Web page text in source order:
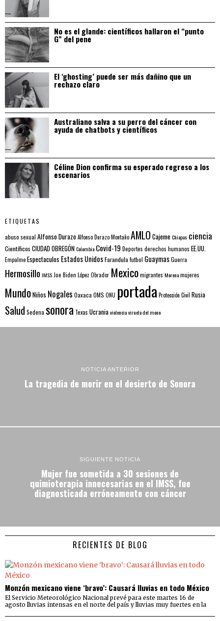
No es el glande: científicos hallaron el “punto
G” del pene
El ‘ghosting’ puede ser más dañino que un
rechazo claro
Australiano salva a su perro del cáncer con
ayuda de chatbots y científicos
Céline Dion confirma su esperado regreso a los
escenarios
ETIQUETAS
abuso sexual Alfonso DurazoAlfonso Durazo MontañoAMLO CajemeChiapas ciencia
Científicos CIUDAD OBREGÓNColombia Covid-19 Deportes derechos humanos EE.UU.
EmpalmeEspectaculos Estados UnidosFarandulafutbol GuaymasGuerra
Hermosillo IMSSJoe Biden López Obrador Mexicomigrantes Morenamujeres
MundoNiños Nogales Oaxaca OMS ONU portada Protección Civil Rusia
Salud Sedena sonora Texas Ucraniaviolenciaviruela del mono
NOTICIA ANTERIOR
La tragedia de morir en el desierto de Sonora
SIGUIENTE NOTICIA
Mujer fue sometida a 30 sesiones de
quimioterapia innecesarias en el IMSS, fue
diagnosticada erróneamente con cáncer
RECIENTES DE BLOG
Monzón mexicano viene ‘bravo’: Causará lluvias en todo México
El Servicio Meteorológico Nacional prevé para este martes 16 de
agosto lluvias intensas en el norte del país y lluvias muy fuertes en la